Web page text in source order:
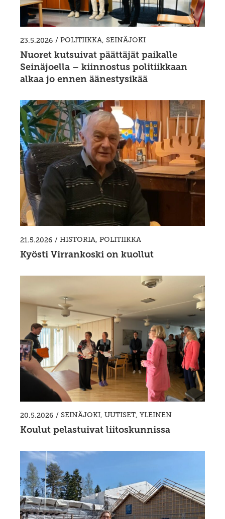
23.5.2026 / POLITIIKKA, SEINÄJOKI
Nuoret kutsuivat päättäjät paikalle
Seinäjoella – kiinnostus politiikkaan
alkaa jo ennen äänestysikää
21.5.2026 / HISTORIA, POLITIIKKA
Kyösti Virrankoski on kuollut
20.5.2026 / SEINÄJOKI, UUTISET, YLEINEN
Koulut pelastuivat liitoskunnissa